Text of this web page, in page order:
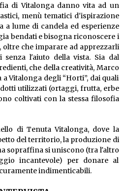
di Vitalonga danno vita ad un
menù tematici d'ispirazione
a lume di candela ed esperienze
bendati e bisogna riconoscere i
che imparare ad apprezzarli
senza l'aiuto della vista. Sia dal
che della creatività, Marco
a Vitalonga degli “Horti”, dai quali
utilizzati (ortaggi, frutta, erbe
coltivati con la stessa filosofia
di Tenuta Vitalonga, dove la
del territorio, la produzione di
sopraffina si uniscono (tra l'altro
incantevole) per donare al
indimenticabili.